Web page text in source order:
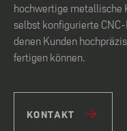
hochwertige metallische
selbst konfigurierte
denen Kunden
fertigen können.
KONTAKT